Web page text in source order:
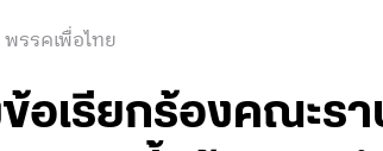
รรคเพื่อไทย
อเรียกร้องคณะร